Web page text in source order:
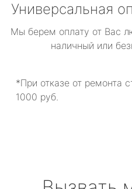
Универсальная
Мы берем оплату от Вас
наличный или
*При отказе от ремонта
1000 руб.